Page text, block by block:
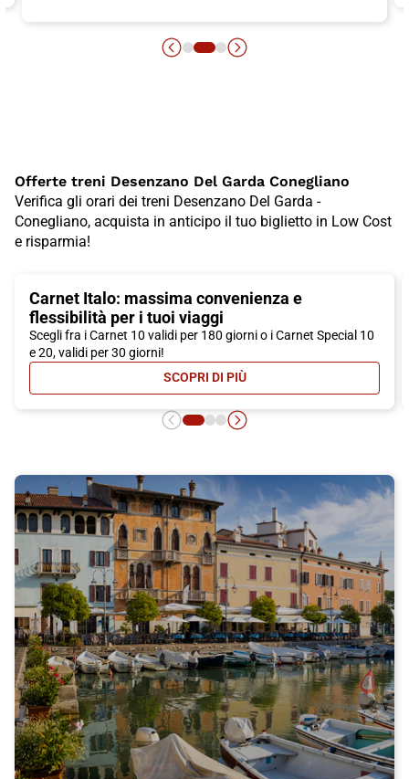
Offerte treni Desenzano Del Garda Conegliano
Verifica gli orari dei treni Desenzano Del Garda -
Conegliano, acquista in anticipo il tuo biglietto in Low Cost
e risparmia!
Carnet Italo: massima convenienza e
flessibilità per i tuoi viaggi
Scegli fra i Carnet 10 validi per 180 giorni o i Carnet Special 10
e 20, validi per 30 giorni!
SCOPRI DI PIÙ- CARNET ITALO: MASSIMA